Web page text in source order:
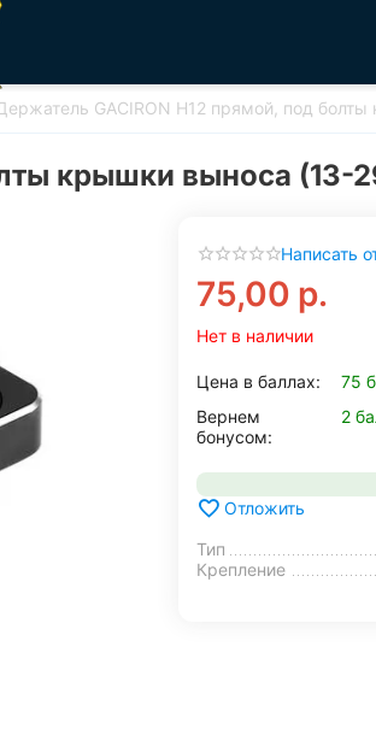
GACIRON H12 прямой, под
крышки выноса
Написать
75,00 р.
Нет в наличии
Цена в баллах:
75
Вернем
бонусом:
2
Отложить
Тип
Крепление